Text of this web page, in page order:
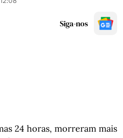
Siga-nos
24 horas, morreram mais